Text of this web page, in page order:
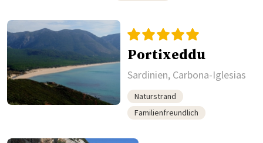
Portixeddu
Sardinien, Carbona-Iglesias
Naturstrand
Familienfreundlich